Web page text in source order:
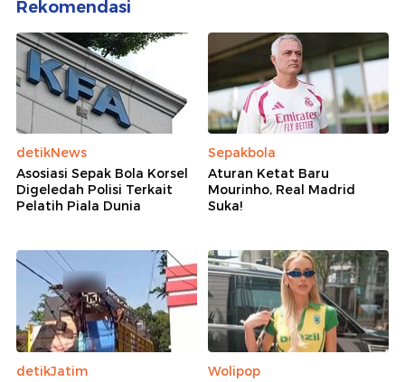
Rekomendasi
detikNews
Asosiasi Sepak Bola Korsel
Digeledah Polisi Terkait
Pelatih Piala Dunia
Sepakbola
Aturan Ketat Baru
Mourinho, Real Madrid
Suka!
detikJatim
Wolipop